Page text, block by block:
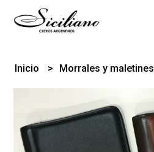
Inicio Morrales y maletines